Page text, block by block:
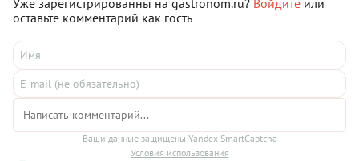
оставьте комментарий как гость
Ваши данные защищены Yandex SmartCaptcha
Условия использования